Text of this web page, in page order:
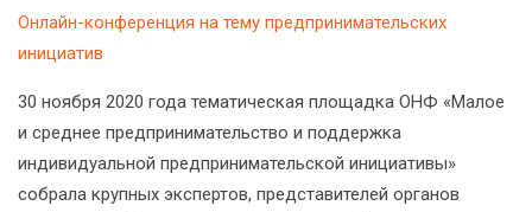
Онлайн-конференция на тему предпринимательских
инициатив
30 ноября 2020 года тематическая площадка ОНФ «Малое
и среднее предпринимательство и поддержка
индивидуальной предпринимательской инициативы»
собрала крупных экспертов, представителей органов